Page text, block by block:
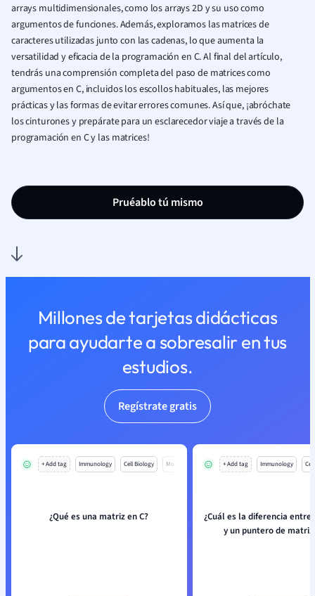
arrays multidimensionales, como los arrays 2D y su uso como
argumentos de funciones. Además, exploramos las matrices de
caracteres utilizadas junto con las cadenas, lo que aumenta la
versatilidad y eficacia de la programación en C. Al final del artículo,
tendrás una comprensión completa del paso de matrices como
argumentos en C, incluidos los escollos habituales, las mejores
prácticas y las formas de evitar errores comunes. Así que, ¡abróchate
los cinturones y prepárate para un esclarecedor viaje a través de la
programación en C y las matrices!
Pruéablo tú mismo
Millones de tarjetas didácticas
para ayudarte a sobresalir en tus
estudios.
Regístrate gratis
+ Add tag Immunology Cell Biology Mo
¿Qué es una matriz en C?
+ Add tag Immunology
¿Cuál es la diferencia
y un puntero de matriz